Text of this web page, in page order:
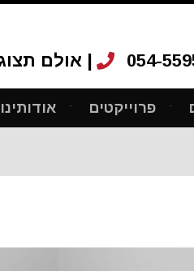
אולם תצוגה (חניה צמודה): רחוב ריב"ל 12, ת"א | 054-
פרוייקטים אודותינו